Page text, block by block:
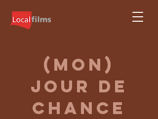
(Mon)
jour de
chance